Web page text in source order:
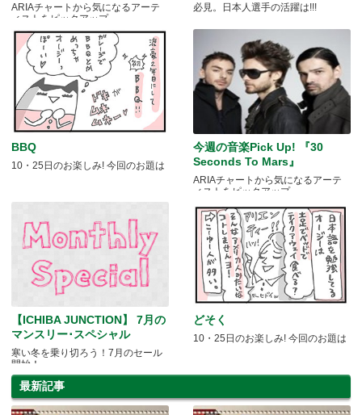
ARIAチャートから気になるアーテ
ィストをピックアップ
必見。日本人選手の活躍は!!!
BBQ
10・25日のお楽しみ! 今回のお題は
今週の音楽Pick Up! 『30
Seconds To Mars』
ARIAチャートから気になるアーテ
ィストをピックアップ
【ICHIBA JUNCTION】 7月の
マンスリー･スペシャル
寒い冬を乗り切ろう！7月のセール
開始！
どそく
10・25日のお楽しみ! 今回のお題は
最新記事